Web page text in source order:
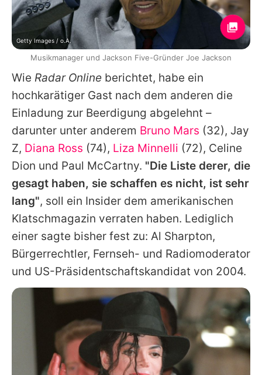
Wie Radar Online berichtet, habe ein
hochkarätiger Gast nach dem anderen die
Einladung zur Beerdigung abgelehnt –
darunter unter anderem Bruno Mars (32), Jay
Z, Diana Ross (74), Liza Minnelli (72), Celine
Dion und Paul McCartny. "Die Liste derer, die
gesagt haben, sie schaffen es nicht, ist sehr
lang", soll ein Insider dem amerikanischen
Klatschmagazin verraten haben. Lediglich
einer sagte bisher fest zu: Al Sharpton,
Bürgerrechtler, Fernseh- und Radiomoderator
und US-Präsidentschaftskandidat von 2004.
Getty Images / o.A.
Musikmanager und Jackson Five-Gründer Joe Jackson